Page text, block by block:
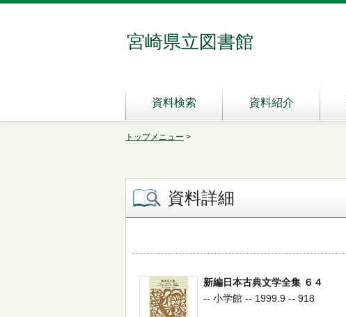
宮崎県立図書館
資料検索 資料紹介
トップメニュー >
資料詳細
新編日本古典文学全集 ６４
-- 小学館 -- 1999.9 -- 918